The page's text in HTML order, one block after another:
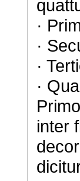
·
·
·
·
inter